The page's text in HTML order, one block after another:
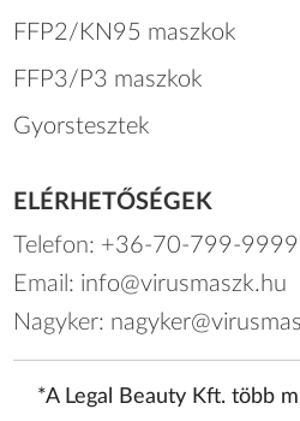
FFP2/KN95 maszkok
FFP3/P3 maszkok
Gyorstesztek
ELÉRHETŐSÉGEK
Telefon: +36-70-799-9999
Email: info@virusmaszk.hu
Nagyker:
*A Legal Beauty Kft. több